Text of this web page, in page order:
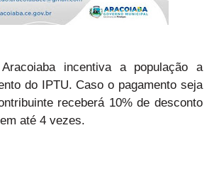
incentiva a população a
do IPTU. Caso o pagamento seja
receberá 10% de desconto
até 4 vezes.